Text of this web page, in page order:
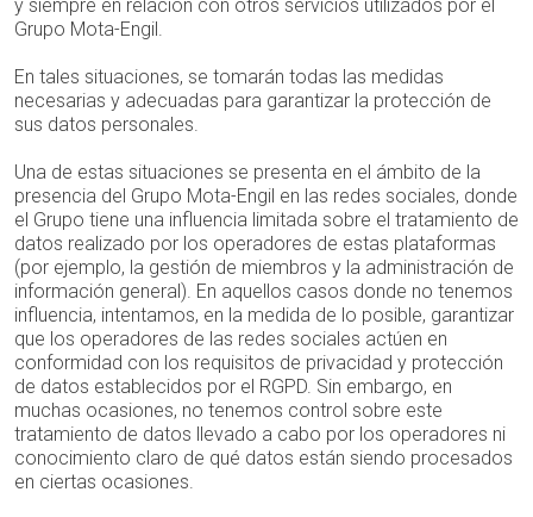
y siempre en relación con otros servicios utilizados por el
Grupo Mota-Engil.
En tales situaciones, se tomarán todas las medidas
necesarias y adecuadas para garantizar la protección de
sus datos personales.
Una de estas situaciones se presenta en el ámbito de la
presencia del Grupo Mota-Engil en las redes sociales, donde
el Grupo tiene una influencia limitada sobre el tratamiento de
datos realizado por los operadores de estas plataformas
(por ejemplo, la gestión de miembros y la administración de
información general). En aquellos casos donde no tenemos
influencia, intentamos, en la medida de lo posible, garantizar
que los operadores de las redes sociales actúen en
conformidad con los requisitos de privacidad y protección
de datos establecidos por el RGPD. Sin embargo, en
muchas ocasiones, no tenemos control sobre este
tratamiento de datos llevado a cabo por los operadores ni
conocimiento claro de qué datos están siendo procesados
en ciertas ocasiones.